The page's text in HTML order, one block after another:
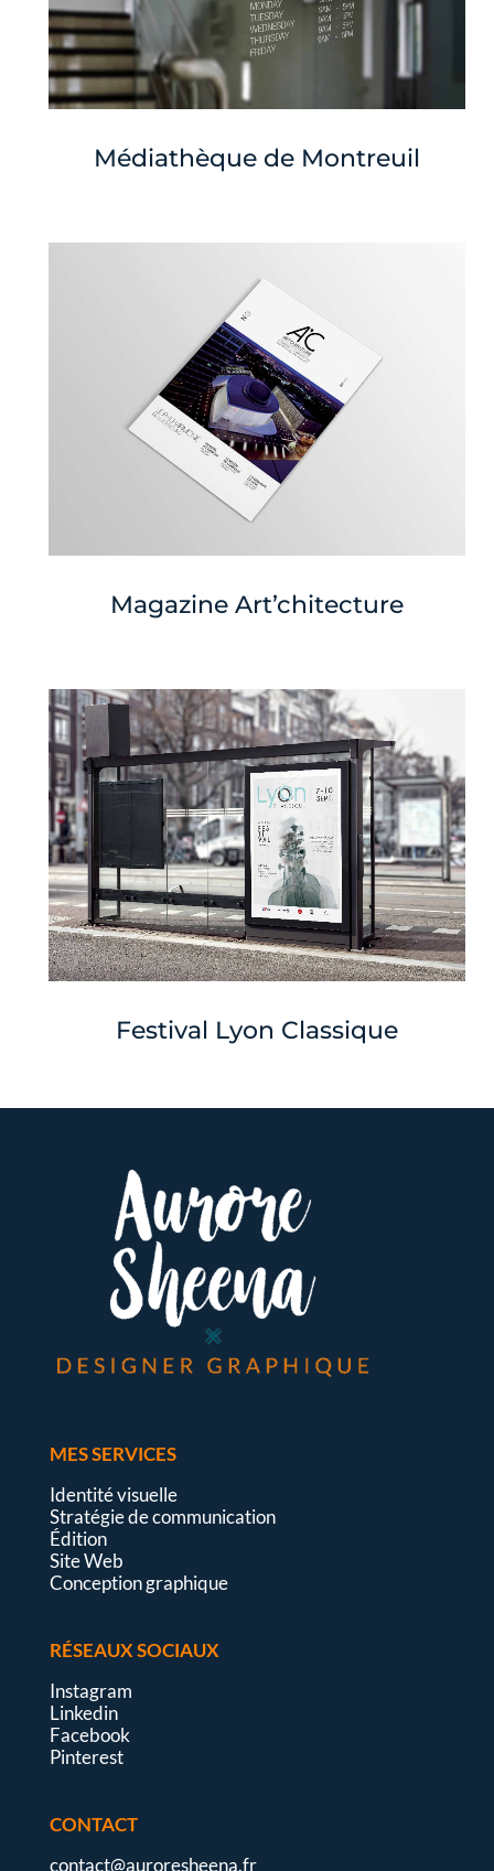
Médiathèque de Montreuil
Magazine Art’chitecture
Festival Lyon Classique
MES SERVICES
Identité visuelle
Stratégie de communication
Édition
Site Web
Conception graphique
RÉSEAUX SOCIAUX
Instagram
Linkedin
Facebook
Pinterest
CONTACT
contact@auroresheena.fr